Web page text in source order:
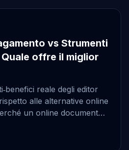
vs Strumenti
offre il miglior
reale degli editor
alle alternative online
un online document
spesso il miglior valore.